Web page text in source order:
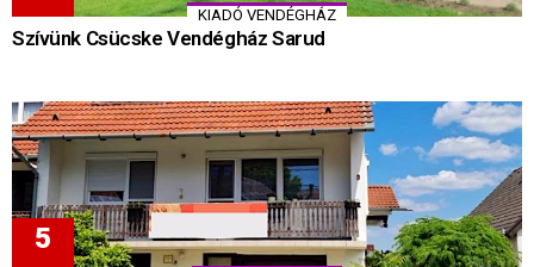
KIADÓ VENDÉGHÁZ
Szívünk Csücske Vendégház Sarud